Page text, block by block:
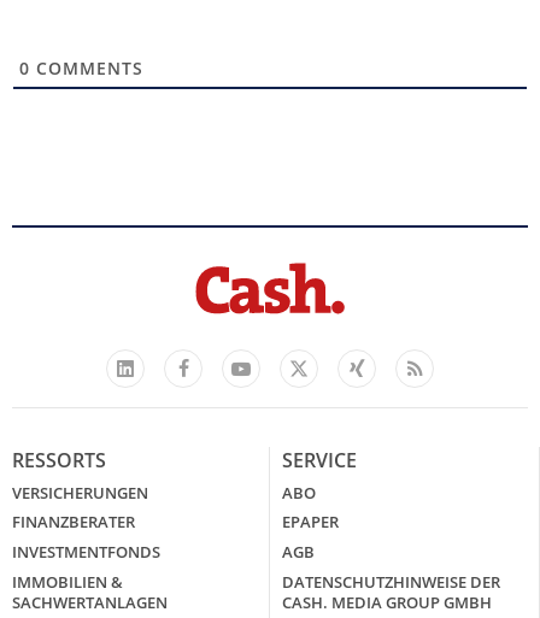
0 COMMENTS
LinkedIn
FacebookYouTube
X
Xing Feed
RESSORTS
VERSICHERUNGEN
FINANZBERATER
INVESTMENTFONDS
IMMOBILIEN &
SACHWERTANLAGEN
SERVICE
ABO
EPAPER
AGB
DATENSCHUTZHINWEISE DER
CASH. MEDIA GROUP GMBH